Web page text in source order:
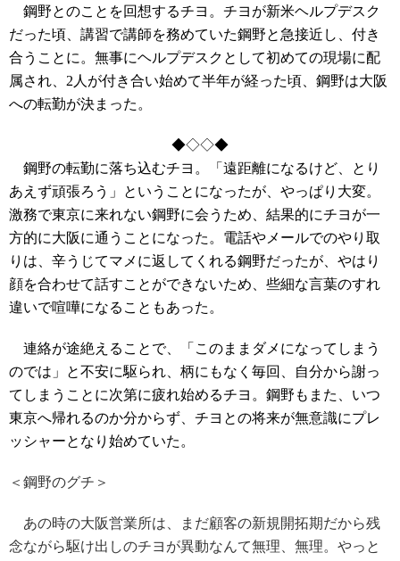
鋼野とのことを回想するチヨ。チヨが新米ヘルプデスク
だった頃、講習で講師を務めていた鋼野と急接近し、付き
合うことに。無事にヘルプデスクとして初めての現場に配
属され、2人が付き合い始めて半年が経った頃、鋼野は大阪
への転勤が決まった。
◆◇◇◆
鋼野の転勤に落ち込むチヨ。「遠距離になるけど、とり
あえず頑張ろう」ということになったが、やっぱり大変。
激務で東京に来れない鋼野に会うため、結果的にチヨが一
方的に大阪に通うことになった。電話やメールでのやり取
りは、辛うじてマメに返してくれる鋼野だったが、やはり
顔を合わせて話すことができないため、些細な言葉のすれ
違いで喧嘩になることもあった。
連絡が途絶えることで、「このままダメになってしまう
のでは」と不安に駆られ、柄にもなく毎回、自分から謝っ
てしまうことに次第に疲れ始めるチヨ。鋼野もまた、いつ
東京へ帰れるのか分からず、チヨとの将来が無意識にプレ
ッシャーとなり始めていた。
＜鋼野のグチ＞
あの時の大阪営業所は、まだ顧客の新規開拓期だから残
念ながら駆け出しのチヨが異動なんて無理、無理。やっと